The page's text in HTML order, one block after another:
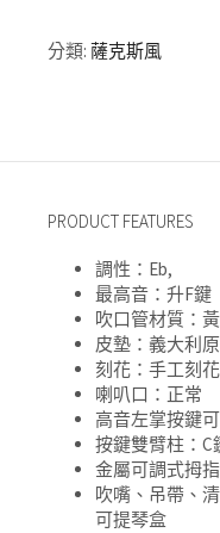
分類: 薩克斯風
PRODUCT FEATURES
調性：Eb,
最高音：升F鍵
吹口管材質：
皮墊：義大利
刻花：手工刻花
喇叭口：正常
高音左掌按鍵
按鍵雙臂柱：C
金屬可調式拇
吹嘴、吊帶、
可提琴盒